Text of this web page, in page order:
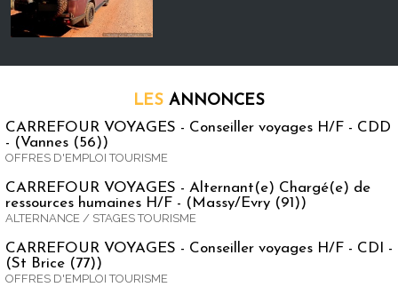
LES ANNONCES
CARREFOUR VOYAGES - Conseiller voyages H/F - CDD
- (Vannes (56))
OFFRES D'EMPLOI TOURISME
CARREFOUR VOYAGES - Alternant(e) Chargé(e) de
ressources humaines H/F - (Massy/Evry (91))
ALTERNANCE / STAGES TOURISME
CARREFOUR VOYAGES - Conseiller voyages H/F - CDI -
(St Brice (77))
OFFRES D'EMPLOI TOURISME